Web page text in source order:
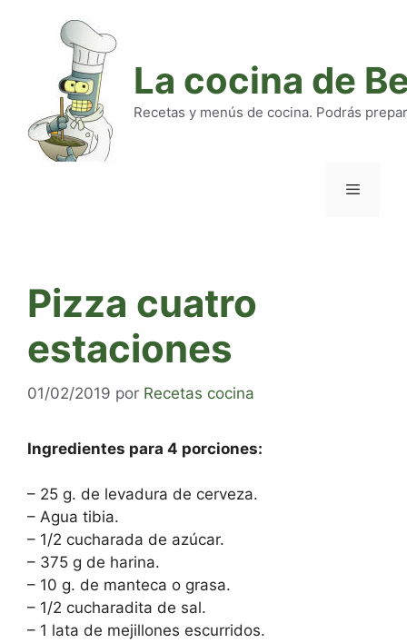
La cocina de
Recetas y menús de cocina. Podrás
Pizza cuatro
estaciones
01/02/2019 por Recetas cocina
Ingredientes para 4 porciones:
– 25 g. de levadura de cerveza.
– Agua tibia.
– 1/2 cucharada de azúcar.
– 375 g de harina.
– 10 g. de manteca o grasa.
– 1/2 cucharadita de sal.
– 1 lata de mejillones escurridos.